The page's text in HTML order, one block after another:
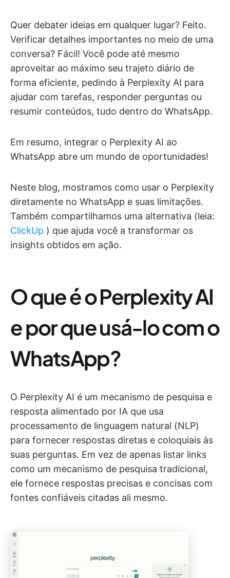
Quer debater ideias em qualquer lugar? Feito.
Verificar detalhes importantes no meio de uma
conversa? Fácil! Você pode até mesmo
aproveitar ao máximo seu trajeto diário de
forma eficiente, pedindo à Perplexity AI para
ajudar com tarefas, responder perguntas ou
resumir conteúdos, tudo dentro do WhatsApp.
Em resumo, integrar o Perplexity AI ao
WhatsApp abre um mundo de oportunidades!
Neste blog, mostramos como usar o Perplexity
diretamente no WhatsApp e suas limitações.
Também compartilhamos uma alternativa (leia:
ClickUp ) que ajuda você a transformar os
insights obtidos em ação.
O que é o Perplexity AI
e por que usá-lo com o
WhatsApp?
O Perplexity AI é um mecanismo de pesquisa e
resposta alimentado por IA que usa
processamento de linguagem natural (NLP)
para fornecer respostas diretas e coloquiais às
suas perguntas. Em vez de apenas listar links
como um mecanismo de pesquisa tradicional,
ele fornece respostas precisas e concisas com
fontes confiáveis citadas ali mesmo.